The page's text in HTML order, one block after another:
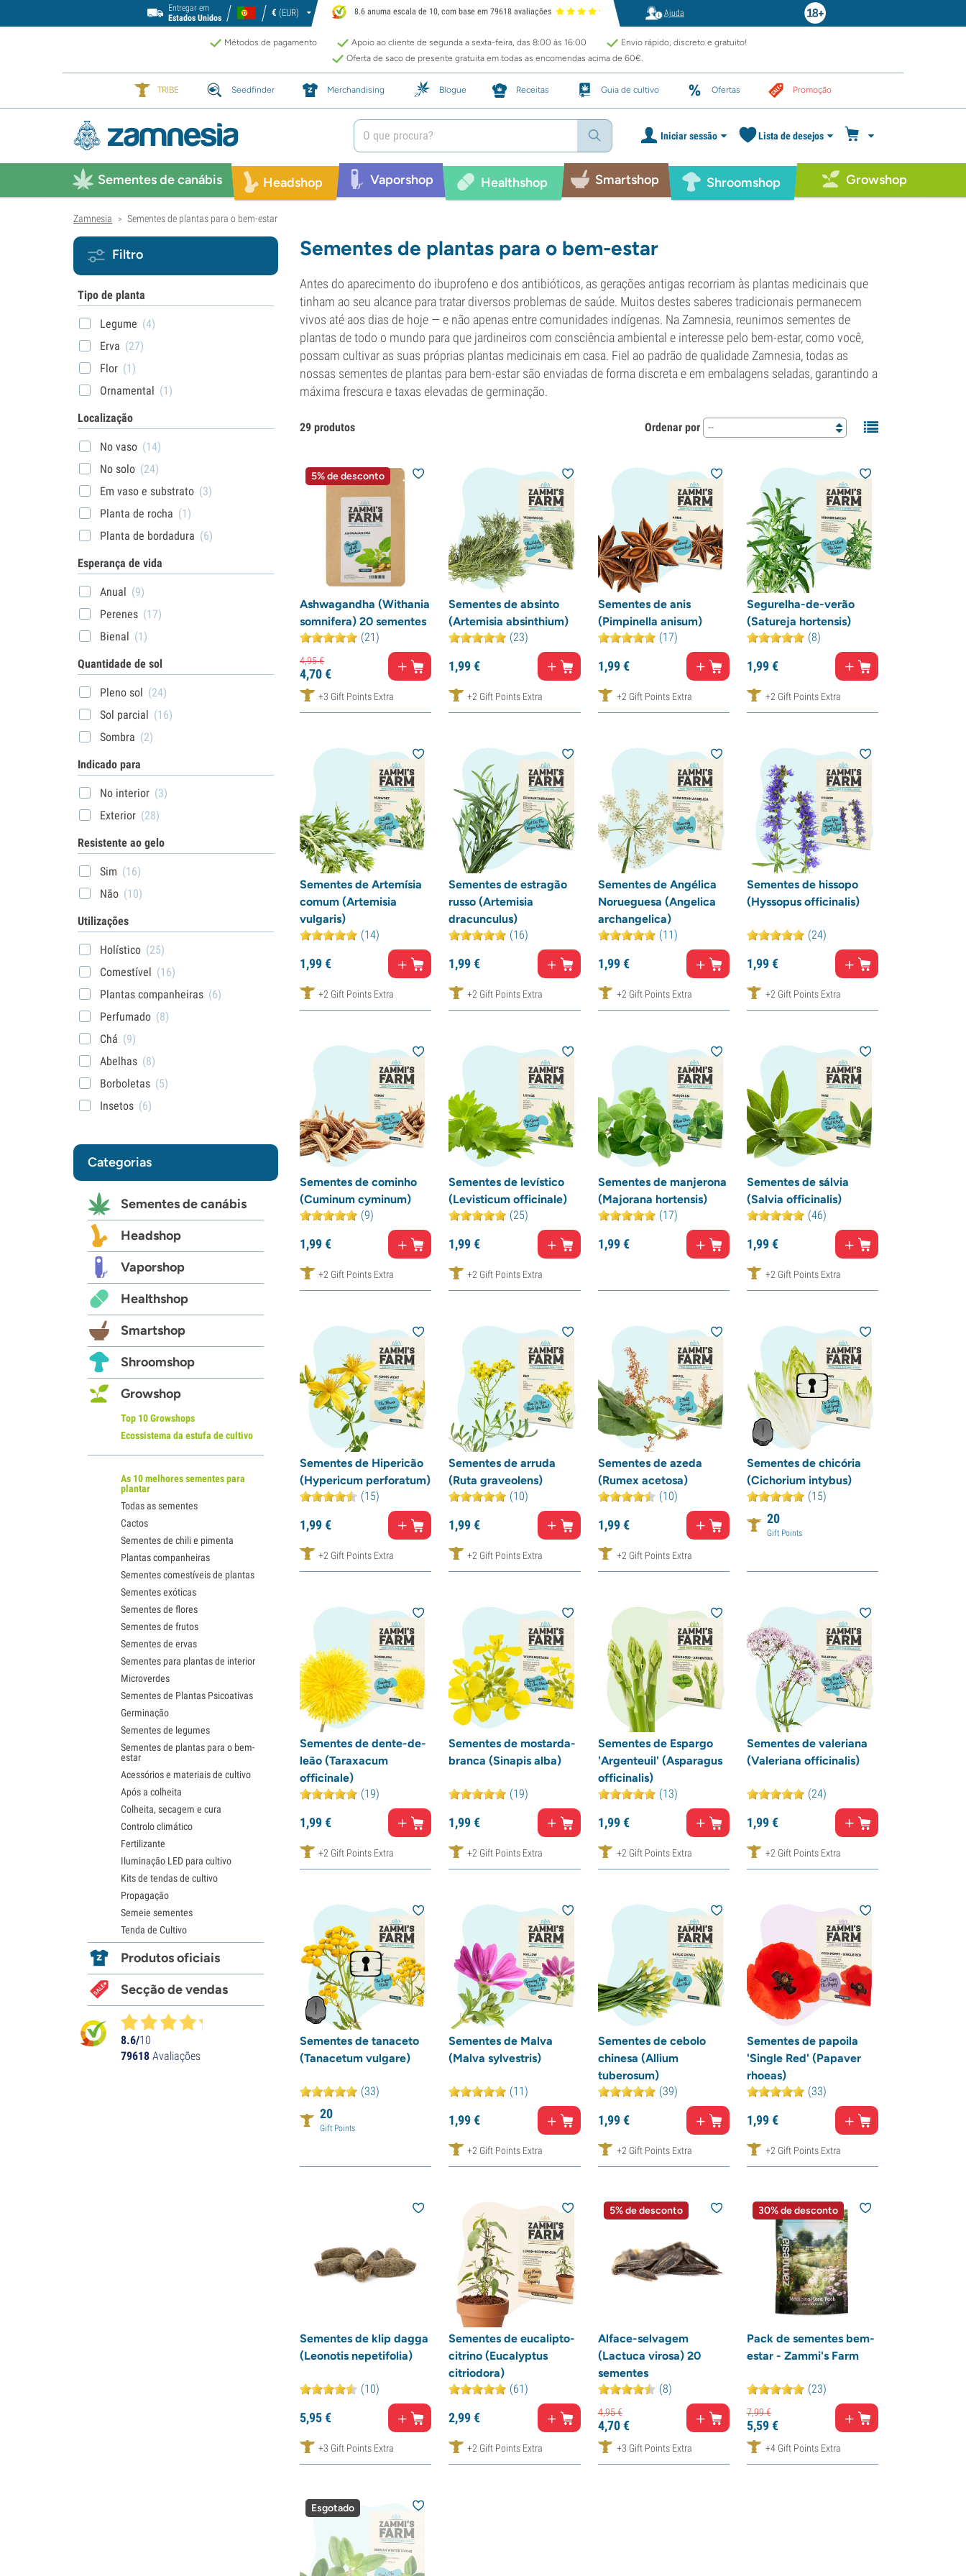
Entregar em
Estados Unidos
€ (EUR) 8.6 anuma escala de 10, com base em 79618 avaliações Ajuda
Métodos de pagamento Apoio ao cliente de segunda a sexta-feira, das 8:00 às 16:00
Envio rápido, discreto e gratuito!
Oferta de saco de presente gratuita em todas as encomendas acima de 60€.
TRIBE Seedfinder Merchandising Blogue Receitas Guia de cultivo Ofertas Promoção
Iniciar sessão Lista de desejos
Sementes de canábis Headshop Vaporshop Healthshop Smartshop Shroomshop Growshop
Zamnesia > Sementes de plantas para o bem-estar
Sementes de plantas para o bem-estar
Antes do aparecimento do ibuprofeno e dos antibióticos, as gerações antigas recorriam às plantas medicinais que
tinham ao seu alcance para tratar diversos problemas de saúde. Muitos destes saberes tradicionais permanecem
vivos até aos dias de hoje — e não apenas entre comunidades indígenas. Na Zamnesia, reunimos sementes de
plantas de todo o mundo para que jardineiros com consciência ambiental e interesse pelo bem-estar, como você,
possam cultivar as suas próprias plantas medicinais em casa. Fiel ao padrão de qualidade Zamnesia, todas as
nossas sementes de plantas para bem-estar são enviadas de forma discreta e em embalagens seladas, garantindo a
máxima frescura e taxas elevadas de germinação.
29 produtos Ordenar por --
5% de desconto
Ashwagandha (Withania
somnifera) 20 sementes
(21)
4,95€
4,70€
+3 Gift Points Extra
Sementes de absinto
(Artemisia absinthium)
(23)
1,99€
+2 Gift Points Extra
Sementes de anis
(Pimpinella anisum)
(17)
1,99€
+2 Gift Points Extra
Segurelha-de-verão
(Satureja hortensis)
(8)
1,99€
+2 Gift Points Extra
Sementes de Artemísia
comum (Artemisia
vulgaris)
(14)
1,99€
+2 Gift Points Extra
Sementes de estragão
russo (Artemisia
dracunculus)
(16)
1,99€
+2 Gift Points Extra
Sementes de Angélica
Norueguesa (Angelica
archangelica)
(11)
1,99€
+2 Gift Points Extra
Sementes de hissopo
(Hyssopus officinalis)
(24)
1,99€
+2 Gift Points Extra
Sementes de cominho
(Cuminum cyminum)
(9)
1,99€
+2 Gift Points Extra
Sementes de levístico
(Levisticum officinale)
(25)
1,99€
+2 Gift Points Extra
Sementes de manjerona
(Majorana hortensis)
(17)
1,99€
Sementes de sálvia
(Salvia officinalis)
(46)
1,99€
+2 Gift Points Extra
Sementes de Hipericão
(Hypericum perforatum)
(15)
1,99€
+2 Gift Points Extra
Sementes de arruda
(Ruta graveolens)
(10)
1,99€
+2 Gift Points Extra
Sementes de azeda
(Rumex acetosa)
(10)
1,99€
+2 Gift Points Extra
Sementes de chicória
(Cichorium intybus)
(15)
20
Gift Points
Sementes de dente-de-
leão (Taraxacum
officinale)
(19)
1,99€
+2 Gift Points Extra
Sementes de mostarda-
branca (Sinapis alba)
(19)
1,99€
+2 Gift Points Extra
Sementes de Espargo
'Argenteuil' (Asparagus
officinalis)
(13)
1,99€
+2 Gift Points Extra
Sementes de valeriana
(Valeriana officinalis)
(24)
1,99€
+2 Gift Points Extra
Sementes de tanaceto
(Tanacetum vulgare)
(33)
20
Gift Points
Sementes de Malva
(Malva sylvestris)
(11)
1,99€
+2 Gift Points Extra
Sementes de cebolo
chinesa (Allium
tuberosum)
(39)
1,99€
+2 Gift Points Extra
Sementes de papoila
'Single Red' (Papaver
rhoeas)
(33)
1,99€
+2 Gift Points Extra
Sementes de klip dagga
(Leonotis nepetifolia)
(10)
5,95€
+3 Gift Points Extra
Sementes de eucalipto-
citrino (Eucalyptus
citriodora)
(61)
2,99€
+2 Gift Points Extra
5% de desconto
Alface-selvagem
(Lactuca virosa) 20
sementes
(8)
4,95€
4,70€
+3 Gift Points Extra
30% de desconto
Pack de sementes bem-
estar - Zammi's Farm
(23)
7,99€
5,59€
+4 Gift Points Extra
Esgotado
Filtro
Tipo de planta
Legume (4)
Erva (27)
Flor (1)
Ornamental (1)
Localização
No vaso (14)
No solo (24)
Em vaso e substrato (3)
Planta de rocha (1)
Planta de bordadura (6)
Esperança de vida
Anual (9)
Perenes (17)
Bienal (1)
Quantidade de sol
Pleno sol (24)
Sol parcial (16)
Sombra (2)
Indicado para
No interior (3)
Exterior (28)
Resistente ao gelo
Sim (16)
Não (10)
Utilizações
Holístico (25)
Comestível (16)
Plantas companheiras (6)
Perfumado (8)
Chá (9)
Abelhas (8)
Borboletas (5)
Insetos (6)
Categorias
Sementes de canábis
Headshop
Vaporshop
Healthshop
Smartshop
Shroomshop
Growshop
Top 10 Growshops
Ecossistema da estufa de cultivo
As 10 melhores sementes para
plantar
Todas as sementes
Cactos
Sementes de chili e pimenta
Plantas companheiras
Sementes comestíveis de plantas
Sementes exóticas
Sementes de flores
Sementes de frutos
Sementes de ervas
Sementes para plantas de interior
Microverdes
Sementes de Plantas Psicoativas
Germinação
Sementes de legumes
Sementes de plantas para o bem-
estar
Acessórios e materiais de cultivo
Após a colheita
Colheita, secagem e cura
Controlo climático
Fertilizante
Iluminação LED para cultivo
Kits de tendas de cultivo
Propagação
Semeie sementes
Tenda de Cultivo
Produtos oficiais
Secção de vendas
8.6/10
79618 Avaliações